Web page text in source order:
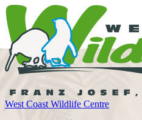
West Coast Wildlife Centre